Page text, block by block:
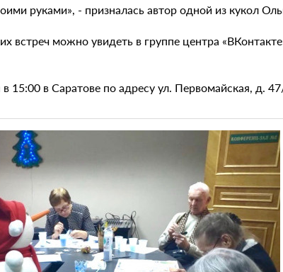
руками», - призналась автор одной из кукол
встреч можно увидеть в группе центра
15:00 в Саратове по адресу ул. Первомайская, д.